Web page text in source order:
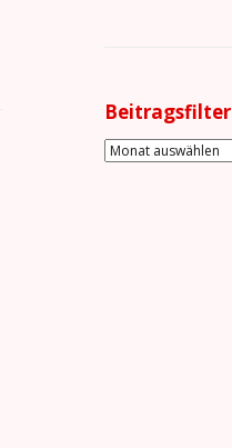
Beitragsfilter